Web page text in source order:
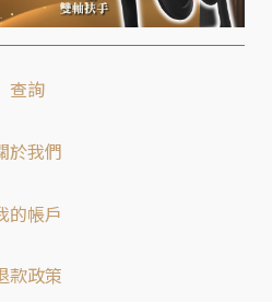
查詢
於我們
的帳戶
款政策